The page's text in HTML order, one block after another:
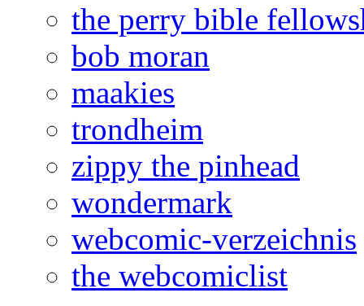
the perry bible
bob moran
maakies
trondheim
zippy the pinhead
wondermark
webcomic-verzeichnis
the webcomiclist